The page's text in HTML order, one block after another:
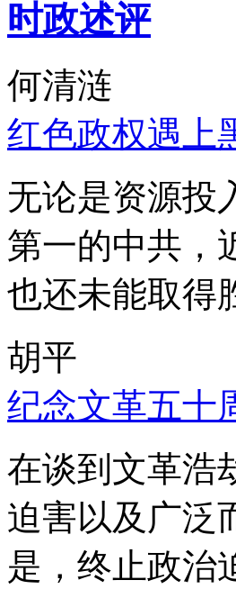
时政述评
何清涟
红色政权遇上
无论是资源投
第一的中共，
也还未能取得
胡平
纪念文革五十
在谈到文革浩
迫害以及广泛
是，终止政治